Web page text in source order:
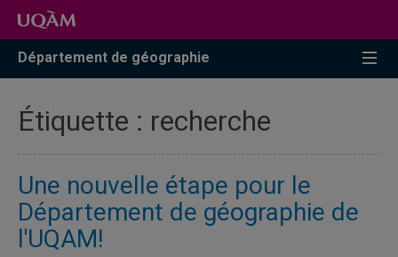
Accéder
recherche
Accéder
menu
pricipal
Accéder
zone
Département de géographie
Étiquette : recherche
Une nouvelle étape pour le
Département de géographie de
l'UQAM!